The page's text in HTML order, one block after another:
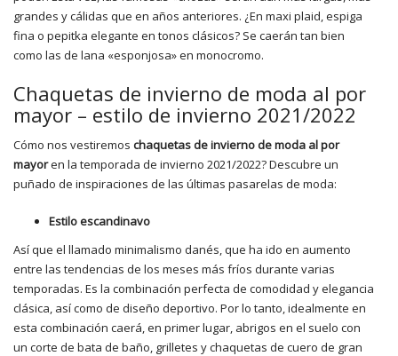
grandes y cálidas que en años anteriores. ¿En maxi plaid, espiga
fina o pepitka elegante en tonos clásicos? Se caerán tan bien
como las de lana «esponjosa» en monocromo.
Chaquetas de invierno de moda al por
mayor – estilo de invierno 2021/2022
Cómo nos vestiremos chaquetas de invierno de moda al por
mayoren la temporada de invierno 2021/2022? Descubre un
puñado de inspiraciones de las últimas pasarelas de moda:
Estilo escandinavo
Así que el llamado minimalismo danés, que ha ido en aumento
entre las tendencias de los meses más fríos durante varias
temporadas. Es la combinación perfecta de comodidad y elegancia
clásica, así como de diseño deportivo. Por lo tanto, idealmente en
esta combinación caerá, en primer lugar, abrigos en el suelo con
un corte de bata de baño, grilletes y chaquetas de cuero de gran